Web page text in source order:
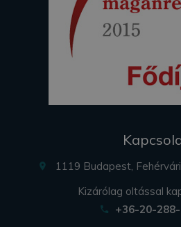
1119 Budapest,
Kizárólag oltással
+36-20-